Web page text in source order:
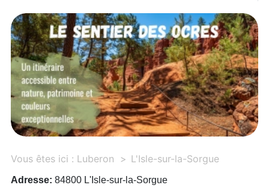
Vous êtes ici : Luberon L'Isle-sur-la-Sorgue
Adresse: 84800 L'Isle-sur-la-Sorgue